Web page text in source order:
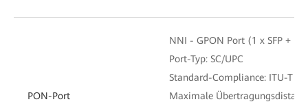
PON-Port
NNI - GPON Port (1 x SFP + 1
Port-Typ: SC/UPC
Standard-Compliance: ITU-T
Maximale